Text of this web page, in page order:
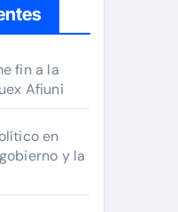
fin a la
Afiuni
en
y la